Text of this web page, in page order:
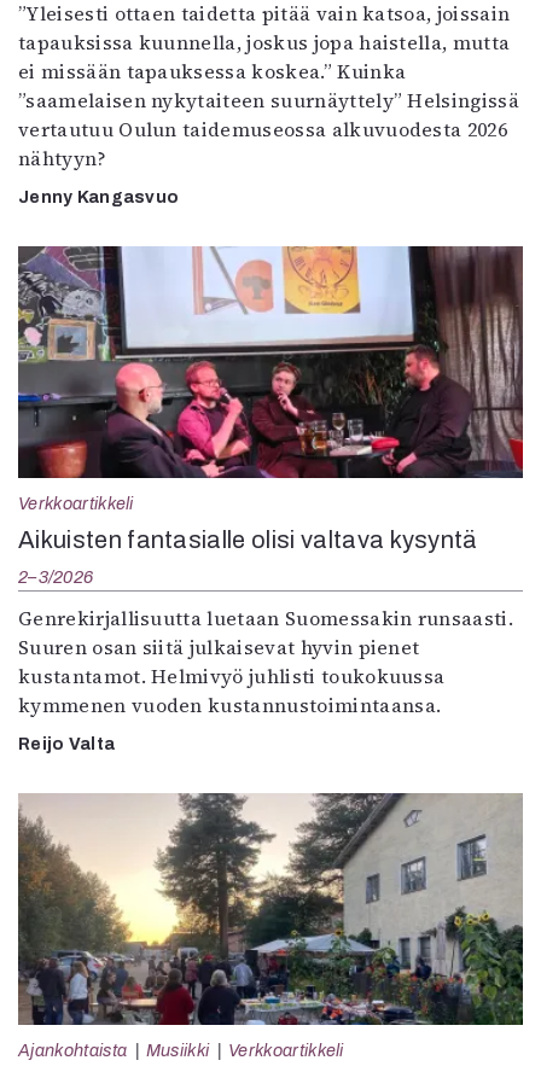
”Yleisesti ottaen taidetta pitää vain katsoa, joissain
tapauksissa kuunnella, joskus jopa haistella, mutta
ei missään tapauksessa koskea.” Kuinka
”saamelaisen nykytaiteen suurnäyttely” Helsingissä
vertautuu Oulun taidemuseossa alkuvuodesta 2026
nähtyyn?
Jenny Kangasvuo
Verkkoartikkeli
Aikuisten fantasialle olisi valtava kysyntä
2–3/2026
Genrekirjallisuutta luetaan Suomessakin runsaasti.
Suuren osan siitä julkaisevat hyvin pienet
kustantamot. Helmivyö juhlisti toukokuussa
kymmenen vuoden kustannustoimintaansa.
Reijo Valta
Ajankohtaista Musiikki Verkkoartikkeli